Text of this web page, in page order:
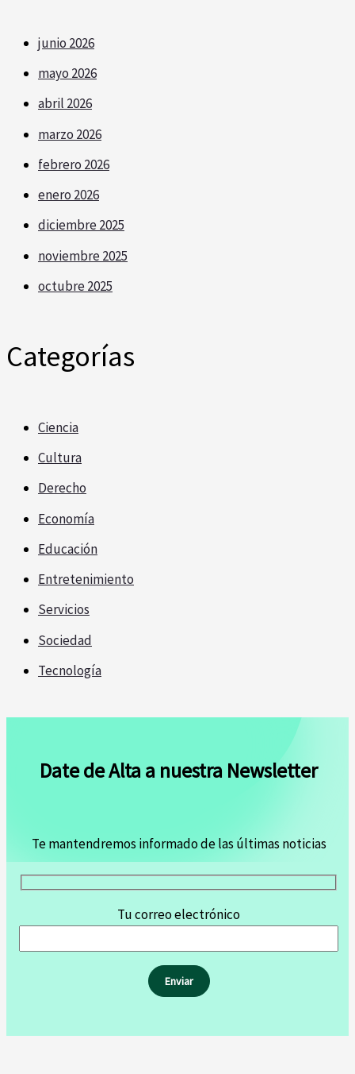
junio 2026
mayo 2026
abril 2026
marzo 2026
febrero 2026
enero 2026
diciembre 2025
noviembre 2025
octubre 2025
Categorías
Ciencia
Cultura
Derecho
Economía
Educación
Entretenimiento
Servicios
Sociedad
Tecnología
Date de Alta a nuestra Newsletter
Te mantendremos informado de las últimas noticias
Tu correo electrónico